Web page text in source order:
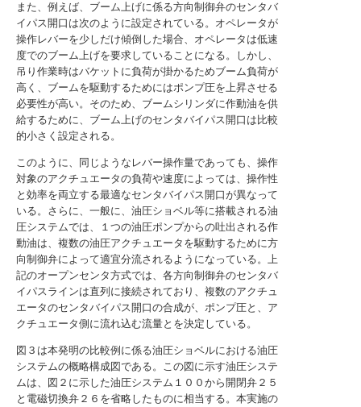
また、例えば、ブーム上げに係る方向制御弁のセンタバ
イパス開口は次のように設定されている。オペレータが
操作レバーを少しだけ傾倒した場合、オペレータは低速
度でのブーム上げを要求していることになる。しかし、
吊り作業時はバケットに負荷が掛かるためブーム負荷が
高く、ブームを駆動するためにはポンプ圧を上昇させる
必要性が高い。そのため、ブームシリンダに作動油を供
給するために、ブーム上げのセンタバイパス開口は比較
的小さく設定される。
このように、同じようなレバー操作量であっても、操作
対象のアクチュエータの負荷や速度によっては、操作性
と効率を両立する最適なセンタバイパス開口が異なって
いる。さらに、一般に、油圧ショベル等に搭載される油
圧システムでは、１つの油圧ポンプからの吐出される作
動油は、複数の油圧アクチュエータを駆動するために方
向制御弁によって適宜分流されるようになっている。上
記のオープンセンタ方式では、各方向制御弁のセンタバ
イパスラインは直列に接続されており、複数のアクチュ
エータのセンタバイパス開口の合成が、ポンプ圧と、ア
クチュエータ側に流れ込む流量とを決定している。
図３は本発明の比較例に係る油圧ショベルにおける油圧
システムの概略構成図である。この図に示す油圧システ
ムは、図２に示した油圧システム１００から開閉弁２５
と電磁切換弁２６を省略したものに相当する。本実施の